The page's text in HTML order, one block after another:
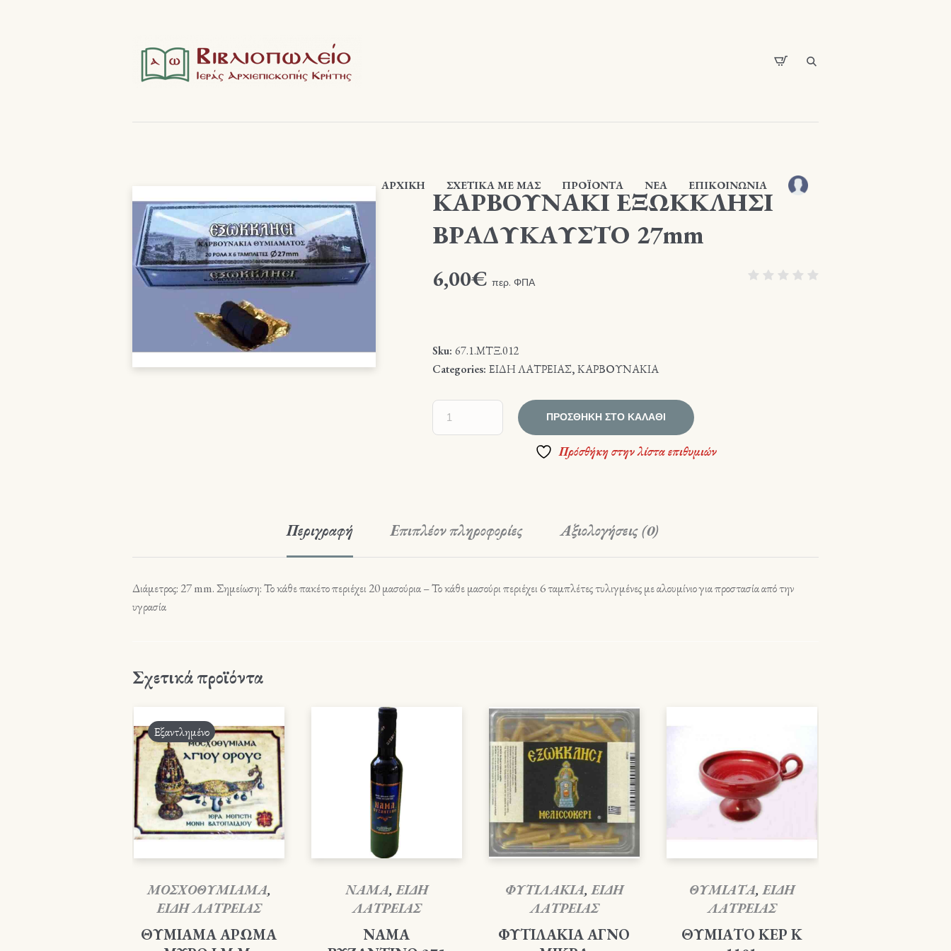
ΑΡΧΙΚΉ ΣΧΕΤΙΚΆ ΜΕ ΜΑΣ ΠΡΟΪΟΝΤΑ ΝΕΑ ΕΠΙΚΟΙΝΩΝΙΑ
ΚΑΡΒΟΥΝΑΚΙ ΕΞΩΚΚΛΗΣΙ
ΒΡΑΔΥΚΑΥΣΤΟ 27mm
6,00€ περ. ΦΠΑ
Sku:67.1.ΜΤΞ.012
Categories:ΕΙΔΗ ΛΑΤΡΕΙΑΣ,ΚΑΡΒΟΥΝΑΚΙΑ
ΠΡΟΣΘΉΚΗ ΣΤΟ ΚΑΛΆΘΙ
Πρόσθήκη στην λίστα επιθυμιών
Περιγραφή Επιπλέον πληροφορίες Αξιολογήσεις (0)
Διάμετρος: 27 mm. Σημείωση: Το κάθε πακέτο περιέχει 20 μασούρια – Το κάθε μασούρι περιέχει 6 ταμπλέτες τυλιγμένες με αλουμίνιο για προστασία από την
υγρασία
Σχετικά προϊόντα
Εξαντλημένο
ΜΟΣΧΟΘΥΜΙΑΜΑ,
ΕΙΔΗ ΛΑΤΡΕΙΑΣ
ΘΥΜΙΑΜΑ ΑΡΩΜΑ
ΝΑΜΑ,ΕΙΔΗ
ΛΑΤΡΕΙΑΣ
ΝΑΜΑ
ΦΥΤΙΛΑΚΙΑ,ΕΙΔΗ
ΛΑΤΡΕΙΑΣ
ΦΥΤΙΛΑΚΙΑ ΑΓΝΟ
ΘΥΜΙΑΤΑ,ΕΙΔΗ
ΛΑΤΡΕΙΑΣ
ΘΥΜΙΑΤΟ ΚΕΡ Κ